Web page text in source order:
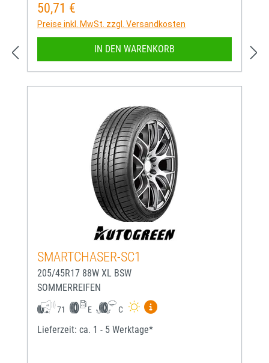
Regulärer Preis:
50,71 €
Preise inkl. MwSt. zzgl. Versandkosten
IN DEN WARENKORB
SMARTCHASER-SC1
205/45R17 88W XL BSW
SOMMERREIFEN
71 E C
Mehr Informationen zum
Lieferzeit: ca. 1 - 5 Werktage*